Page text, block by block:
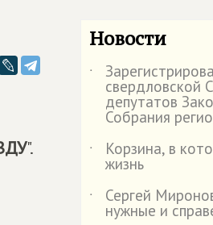
".
Новости
˙
свердловской
депутатов
Собрания
˙
Корзина, в
жизнь
˙
Сергей
нужные и